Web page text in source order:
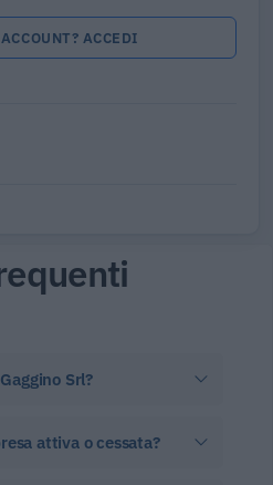
ACCEDI
Srl?
attiva o cessata?